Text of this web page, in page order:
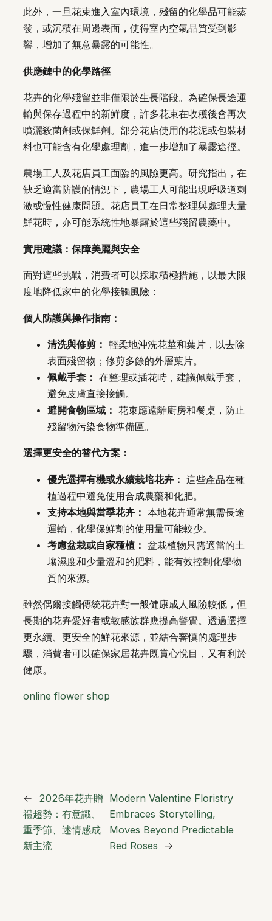
此外，一旦花束進入室內環境，殘留的化學品可能蒸
發，或沉積在周邊表面，使得室內空氣品質受到影
響，增加了無意暴露的可能性。
供應鏈中的化學路徑
花卉的化學殘留並非僅限於生長階段。為確保長途運
輸與保存過程中的新鮮度，許多花束在收穫後會再次
噴灑殺菌劑或保鮮劑。部分花店使用的花泥或包裝材
料也可能含有化學處理劑，進一步增加了暴露途徑。
農場工人及花店員工面臨的風險更高。研究指出，在
缺乏適當防護的情況下，農場工人可能出現呼吸道刺
激或慢性健康問題。花店員工在日常整理與處理大量
鮮花時，亦可能系統性地暴露於這些殘留農藥中。
實用建議：保障美麗與安全
面對這些挑戰，消費者可以採取積極措施，以最大限
度地降低家中的化學接觸風險：
個人防護與操作指南：
清洗與修剪： 輕柔地沖洗花莖和葉片，以去除
表面殘留物；修剪多餘的外層葉片。
佩戴手套： 在整理或插花時，建議佩戴手套，
避免皮膚直接接觸。
避開食物區域： 花束應遠離廚房和餐桌，防止
殘留物污染食物準備區。
選擇更安全的替代方案：
優先選擇有機或永續栽培花卉： 這些產品在種
植過程中避免使用合成農藥和化肥。
支持本地與當季花卉： 本地花卉通常無需長途
運輸，化學保鮮劑的使用量可能較少。
考慮盆栽或自家種植： 盆栽植物只需適當的土
壤濕度和少量溫和的肥料，能有效控制化學物
質的來源。
雖然偶爾接觸傳統花卉對一般健康成人風險較低，但
長期的花卉愛好者或敏感族群應提高警覺。透過選擇
更永續、更安全的鮮花來源，並結合審慎的處理步
驟，消費者可以確保家居花卉既賞心悅目，又有利於
健康。
online flower shop
←
2026年花卉贈
禮趨勢：有意識、
重季節、述情感成
新主流
Modern Valentine Floristry
Embraces Storytelling,
Moves Beyond Predictable
Red Roses
→